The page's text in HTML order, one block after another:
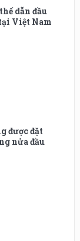
dẫn đầu
Việt Nam
được đặt
nửa đầu